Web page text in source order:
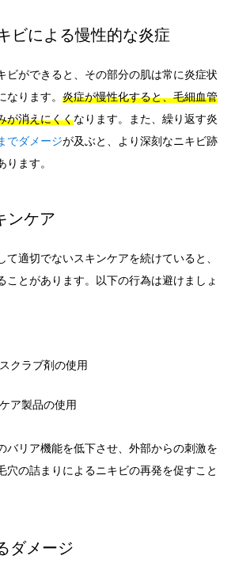
ビによる慢性的な炎症
ビができると、その部分の肌は常に炎症状
ります。 炎症が慢性化すると、毛細血管
が消えにくくなります。また、繰り返す炎
でダメージが及ぶと、より深刻なニキビ跡
ります。
ンケア
て適切でないスキンケアを続けていると、
ことがあります。以下の行為は避けましょ
クラブ剤の使用
ア製品の使用
バリア機能を低下させ、外部からの刺激を
穴の詰まりによるニキビの再発を促すこと
ダメージ